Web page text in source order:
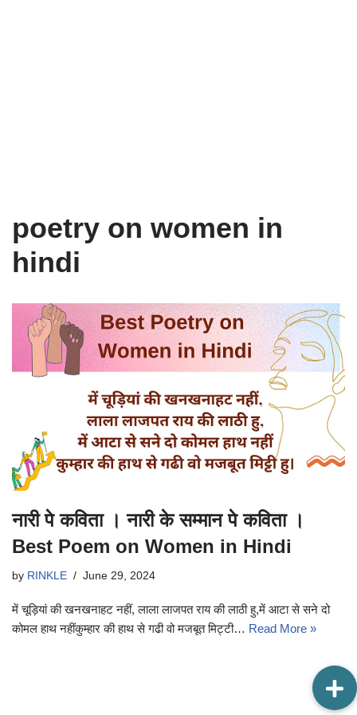
poetry on women in
hindi
नारी पे कविता । नारी के सम्मान पे कविता ।
Best Poem on Women in Hindi
by RINKLE June 29, 2024
में चूड़ियां की खनखनाहट नहीं, लाला लाजपत राय की लाठी हु,में आटा से सने दो
कोमल हाथ नहींकुम्हार की हाथ से गढी वो मजबूत मिट्टी… Read More »